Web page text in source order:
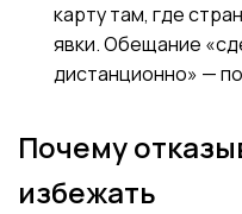
карту там, где
явки. Обещание
дистанционно» —
Почему
избежать